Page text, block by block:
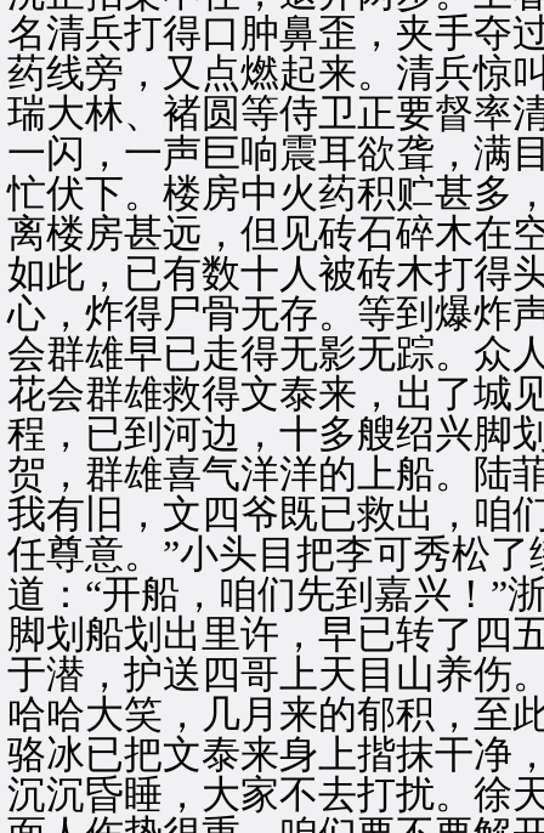
名清兵打得口肿鼻歪，夹手夺
药线旁，又点燃起来。清兵惊
瑞大林、褚圆等侍卫正要督率
一闪，一声巨响震耳欲聋，满
忙伏下。楼房中火药积贮甚多
离楼房甚远，但见砖石碎木在
如此，已有数十人被砖木打得
心，炸得尸骨无存。等到爆炸
会群雄早已走得无影无踪。众
花会群雄救得文泰来，出了城
程，已到河边，十多艘绍兴脚
贺，群雄喜气洋洋的上船。陆
我有旧，文四爷既已救出，咱
任尊意。”小头目把李可秀松
道：“开船，咱们先到嘉兴！”
脚划船划出里许，早已转了四
于潜，护送四哥上天目山养伤
哈哈大笑，几月来的郁积，至
骆冰已把文泰来身上揩抹干净
沉沉昏睡，大家不去打扰。徐